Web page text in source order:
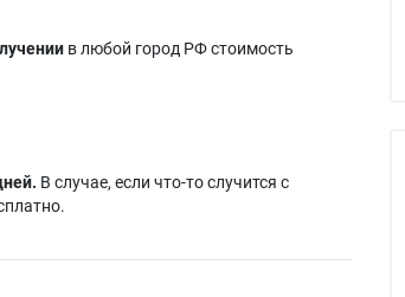
в любой город РФ стоимость
В случае, если что-то случится с